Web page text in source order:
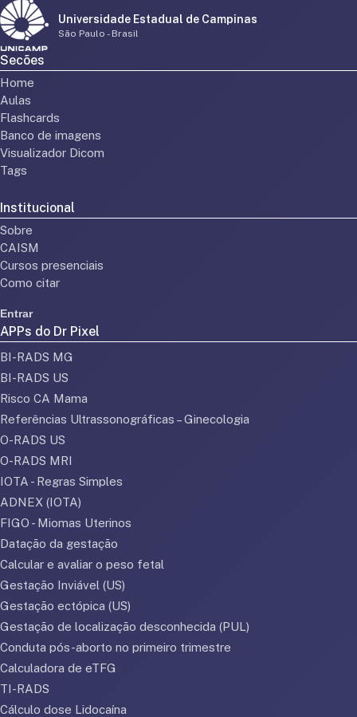
Universidade Estadual de Campinas
São Paulo - Brasil
Secões
Home
Aulas
Flashcards
Banco de imagens
Visualizador Dicom
Tags
Institucional
Sobre
CAISM
Cursos presenciais
Como citar
Entrar
APPs do Dr Pixel
BI-RADS MG
BI-RADS US
Risco CA Mama
Referências Ultrassonográficas – Ginecologia
O-RADS US
O-RADS MRI
IOTA - Regras Simples
ADNEX (IOTA)
FIGO - Miomas Uterinos
Datação da gestação
Calcular e avaliar o peso fetal
Gestação Inviável (US)
Gestação ectópica (US)
Gestação de localização desconhecida (PUL)
Conduta pós-aborto no primeiro trimestre
Calculadora de eTFG
TI-RADS
Cálculo dose Lidocaína